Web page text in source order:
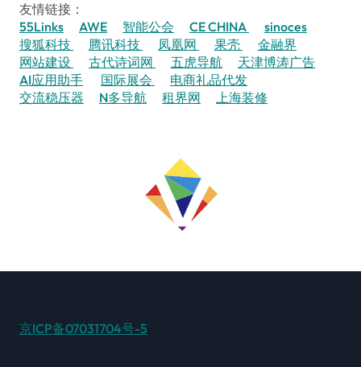
友情链接：
55Links
AWE 智能公会 CE CHINA
sinoces
搜狐科技
腾讯科技 凤凰网 果壳
金融界
网站建设
古代诗词网 五虎导航
天津博涛广告
AI应用助手
国际展会
电商礼品代发
交流稳压器
N多导航 租界网 上海装修
京ICP备07031704号-5